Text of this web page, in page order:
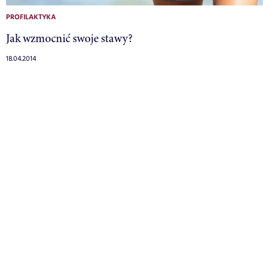
PROFILAKTYKA
Jak wzmocnić swoje stawy?
18.04.2014